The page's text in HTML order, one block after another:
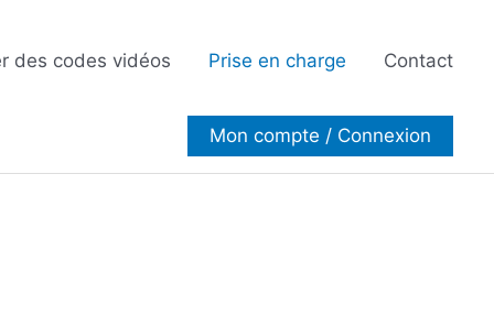
des codes vidéos Prise en charge Contact
Mon compte / Connexion